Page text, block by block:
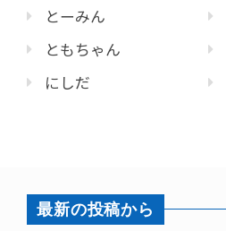
とーみん
ともちゃん
にしだ
最新の投稿から